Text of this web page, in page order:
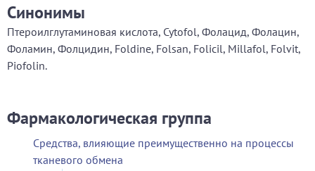
Синонимы
Птероилглутаминовая кислота, Cytofol, Фолацид, Фолацин,
Фоламин, Фолцидин, Foldine, Folsan, Folicil, Millafol, Folvit,
Piofolin.
Фармакологическая группа
Средства, влияющие преимущественно на процессы
тканевого обмена